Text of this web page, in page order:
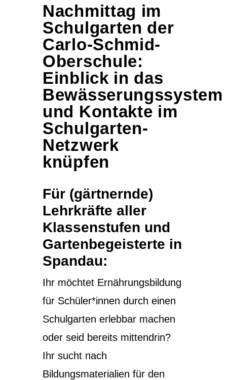
Nachmittag im
Schulgarten der
Carlo-Schmid-
Oberschule:
Einblick in das
Bewässerungssystem
und Kontakte im
Schulgarten-
Netzwerk
knüpfen
Für (gärtnernde)
Lehrkräfte aller
Klassenstufen und
Gartenbegeisterte in
Spandau:
Ihr möchtet Ernährungsbildung
für Schüler*innen durch einen
Schulgarten erlebbar machen
oder seid bereits mittendrin?
Ihr sucht nach
Bildungsmaterialien für den